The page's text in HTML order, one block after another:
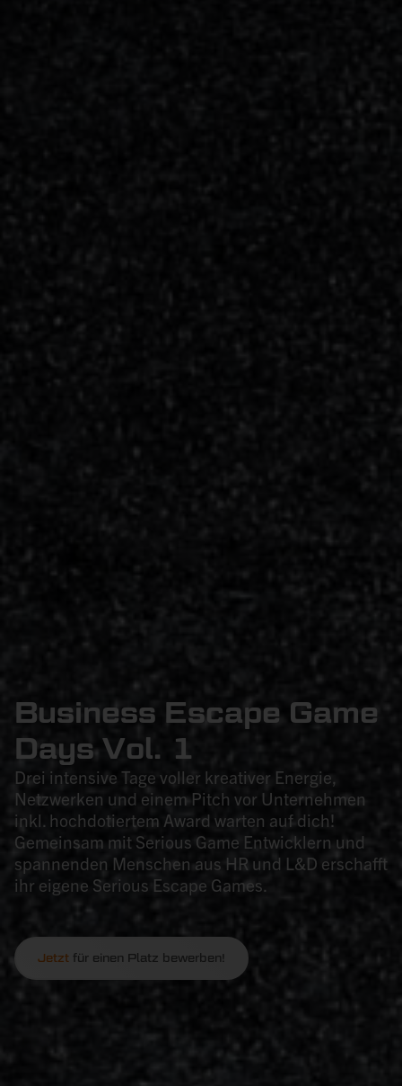
Business Escape Game
Days Vol. 1
Drei intensive Tage voller kreativer Energie,
Netzwerken und einem Pitch vor Unternehmen
inkl. hochdotiertem Award warten auf dich!
Gemeinsam mit Serious Game Entwicklern und
spannenden Menschen aus HR und L&D erschafft
ihr eigene Serious Escape Games.
Jetzt für einen Platz bewerben!